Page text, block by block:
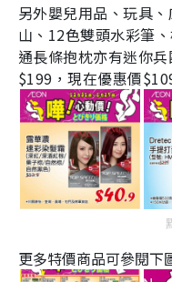
另外嬰兒用品、玩具
山、12色雙頭水彩筆
通長條抱枕亦有迷你
$199，現在優惠價
更多特價商品可參閱下